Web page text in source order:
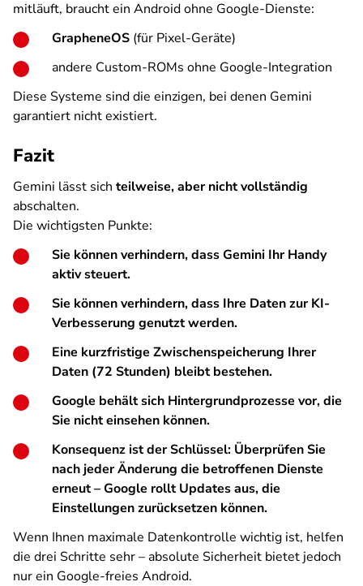
mitläuft, braucht ein Android ohne Google-Dienste:
GrapheneOS (für Pixel-Geräte)
andere Custom-ROMs ohne Google-Integration
Diese Systeme sind die einzigen, bei denen Gemini
garantiert nicht existiert.
Fazit
Gemini lässt sich teilweise, aber nicht vollständig
abschalten.
Die wichtigsten Punkte:
Sie können verhindern, dass Gemini Ihr Handy
aktiv steuert.
Sie können verhindern, dass Ihre Daten zur KI-
Verbesserung genutzt werden.
Eine kurzfristige Zwischenspeicherung Ihrer
Daten (72 Stunden) bleibt bestehen.
Google behält sich Hintergrundprozesse vor, die
Sie nicht einsehen können.
Konsequenz ist der Schlüssel: Überprüfen Sie
nach jeder Änderung die betroffenen Dienste
erneut – Google rollt Updates aus, die
Einstellungen zurücksetzen können.
Wenn Ihnen maximale Datenkontrolle wichtig ist, helfen
die drei Schritte sehr – absolute Sicherheit bietet jedoch
nur ein Google-freies Android.